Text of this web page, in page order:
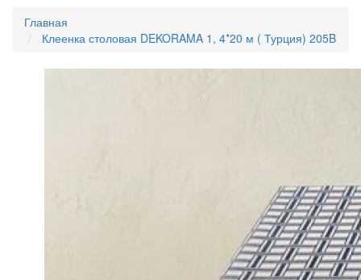
Главная
Клеенка столовая DEKORAMA 1, 4*20 м ( Турция) 205B